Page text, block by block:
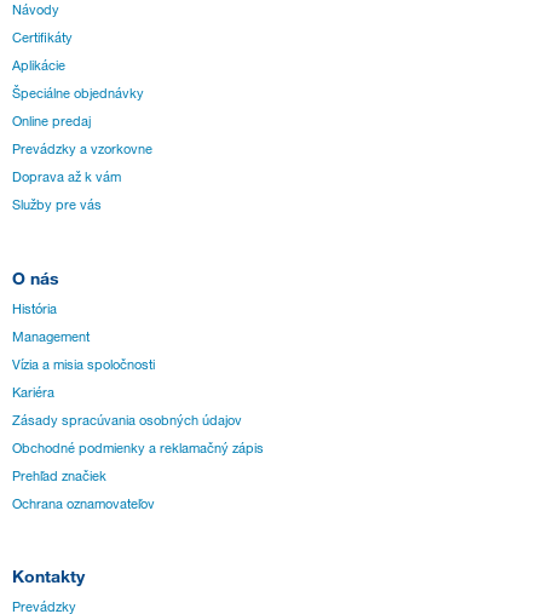
Návody
Certifikáty
Aplikácie
Špeciálne objednávky
Online predaj
Prevádzky a vzorkovne
Doprava až k vám
Služby pre vás
O nás
História
Management
Vízia a misia spoločnosti
Kariéra
Zásady spracúvania osobných údajov
Obchodné podmienky a reklamačný zápis
Prehľad značiek
Ochrana oznamovateľov
Kontakty
Prevádzky